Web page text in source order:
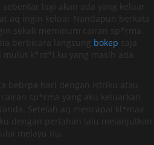
lagi akan ada yang keluar
aq ingin keluar Nandapun berkata
sekali meminum cairan sp*rma
berbicara langsung bokep saja
k*nt*l ku yang masih ada
bebrpa hari dengan istriku atau
sp*rma yang aku keluarkan
Setelah aq mencapai kl*max
dengan perlahan lalu melanjutkan
melayu itu,